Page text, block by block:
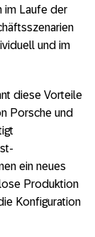
im Laufe der
und im
diese Vorteile
Porsche und
ein neues
Produktion
Konfiguration